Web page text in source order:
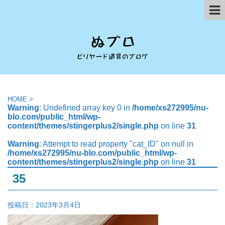
HOME >
Warning: Undefined array key 0 in /home/xs272995/nu-
blo.com/public_html/wp-
content/themes/stingerplus2/single.php on line 31
Warning: Attempt to read property "cat_ID" on null in
/home/xs272995/nu-blo.com/public_html/wp-
content/themes/stingerplus2/single.php on line 31
35
投稿日： 2023年3月4日